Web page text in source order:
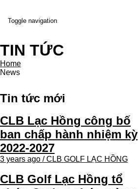
Toggle navigation
TIN TỨC
Home
News
Tin tức mới
CLB Lạc Hồng công bố
ban chấp hành nhiệm kỳ
2022-2027
3 years ago / CLB GOLF LẠC HỒNG
CLB Golf Lạc Hồng tổ